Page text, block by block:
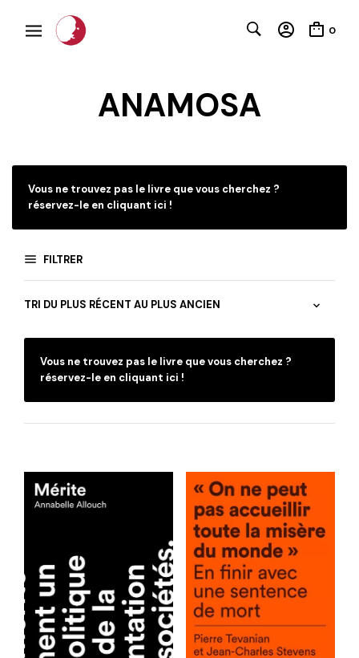
0
ANAMOSA
Vous ne trouvez pas le livre que vous cherchez ?
réservez-le en cliquant ici !
FILTRER
Vous ne trouvez pas le livre que vous cherchez ?
réservez-le en cliquant ici !